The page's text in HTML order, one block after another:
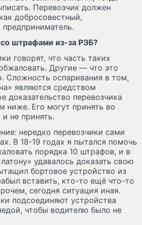
Перевозчик должен
добросовестный,
штрафами из-за РЭБ?
говорят, что часть таких
Другие — что это
Сложность оспаривания в том,
являются средством
доказательство перевозчика
ниже. Его могут принять во
не принять.
нередко перевозчики сами
В 18-19 годах я пытался помочь
порядка 10 штрафов, и в
удавалось доказать свою
бортовое устройство из
вставить, кто-то ещё что-то
сегодня ситуация иная.
подсоединяют устройства
чтобы водителю было не